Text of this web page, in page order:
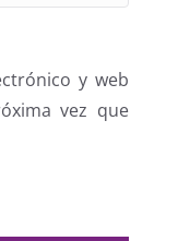
y web
vez que